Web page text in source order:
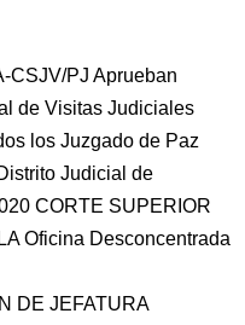
CSJV/PJ Aprueban
de Visitas Judiciales
los Juzgado de Paz
Judicial de
CORTE SUPERIOR
Oficina Desconcentrada
DE JEFATURA